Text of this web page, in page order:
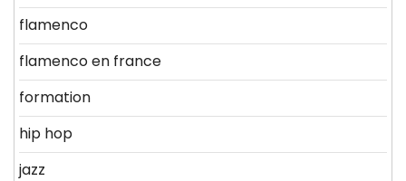
flamenco
flamenco en france
formation
hip hop
jazz